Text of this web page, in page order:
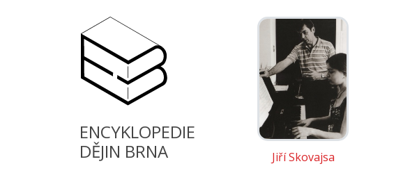
ENCYKLOPEDIE
DĚJIN BRNA
Jiří Skovajsa